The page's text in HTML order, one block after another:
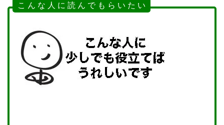
こ ん な 人 に 読 ん で も ら い た い